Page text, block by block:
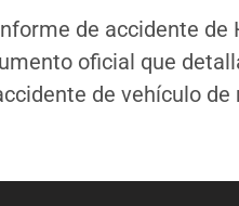
de accidente de
oficial que
de vehículo de